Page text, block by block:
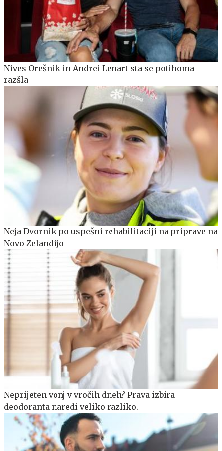
Nives Orešnik in Andrei Lenart sta se potihoma
razšla
Neja Dvornik po uspešni rehabilitaciji na priprave na
Novo Zelandijo
Neprijeten vonj v vročih dneh? Prava izbira
deodoranta naredi veliko razliko.